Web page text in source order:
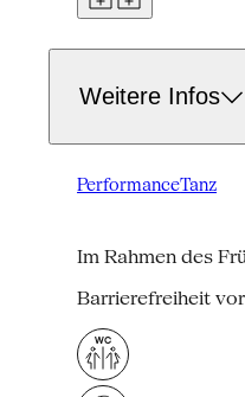
Weitere Infos
PerformanceTanz
Im Rahmen des
Barrierefreiheit